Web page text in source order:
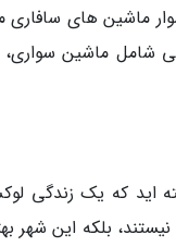
ماشین های سافاری
شامل ماشین
اید که یک زندگی
بلکه این شهر